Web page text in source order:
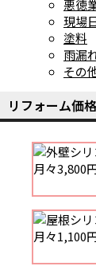
悪徳
現場
塗料
雨漏
その
リフォーム価